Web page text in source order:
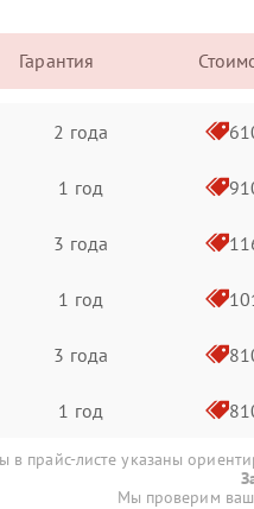
Гарантия
2 года
1 год
3 года
1 год
3 года
1 год
в прайс-листе указаны
Мы проверим